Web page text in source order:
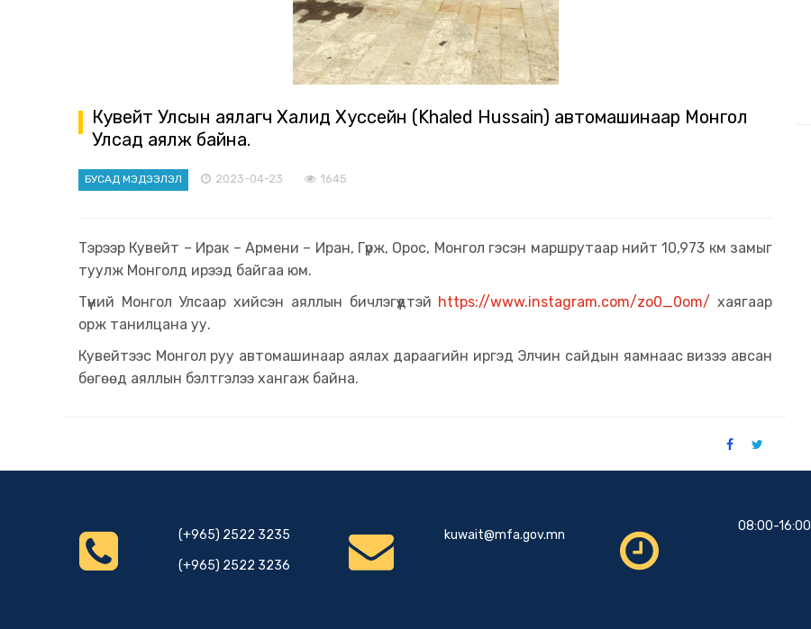
Кувейт Улсын аялагч Халид Хуссейн (Khaled Hussain) автомашинаар Монгол
Улсад аялж байна.
БУСАД МЭДЭЭЛЭЛ 2023-04-23 1645
Тэрээр Кувейт – Ирак – Армени – Иран, Гүрж, Орос, Монгол гэсэн маршрутаар нийт 10,973 км замыг
туулж Монголд ирээд байгаа юм.
Түүний Монгол Улсаар хийсэн аяллын бичлэгүүдтэй https://www.instagram.com/zo0_0om/ хаягаар
орж танилцана уу.
Кувейтээс Монгол руу автомашинаар аялах дараагийн иргэд Элчин сайдын яамнаас визээ авсан
бөгөөд аяллын бэлтгэлээ хангаж байна.
(+965) 2522 3235
(+965) 2522 3236
kuwait@mfa.gov.mn
08:00-16:00